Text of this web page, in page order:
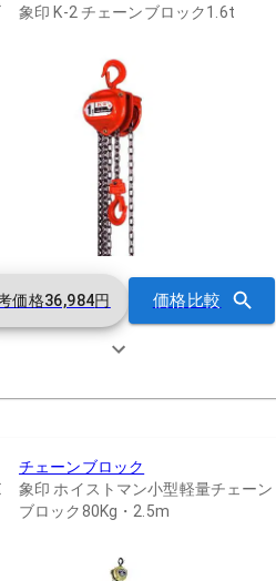
象印 K-2 チェーンブロック1.6t
価格36,984円 価格比較
チェーンブロック
象印 ホイストマン小型軽量チェーン
ブロック80Kg・2.5m